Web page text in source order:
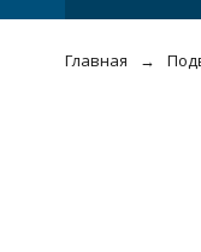
Главная